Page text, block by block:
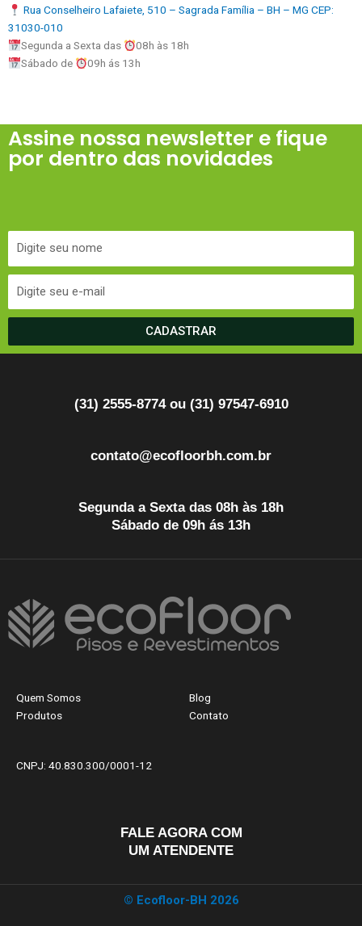
Rua Conselheiro Lafaiete, 510 – Sagrada Família – BH – MG CEP:
31030-010
Segunda a Sexta das
08h às 18h
Sábado de
09h ás 13h
Assine nossa newsletter e fique
por dentro das novidades
CADASTRAR
(31) 2555-8774 ou (31) 97547-6910
contato@ecofloorbh.com.br
Segunda a Sexta das 08h às 18h
Sábado de 09h ás 13h
Quem Somos
Produtos
Blog
Contato
CNPJ: 40.830.300/0001-12
FALE AGORA COM
UM ATENDENTE
© Ecofloor-BH 2026